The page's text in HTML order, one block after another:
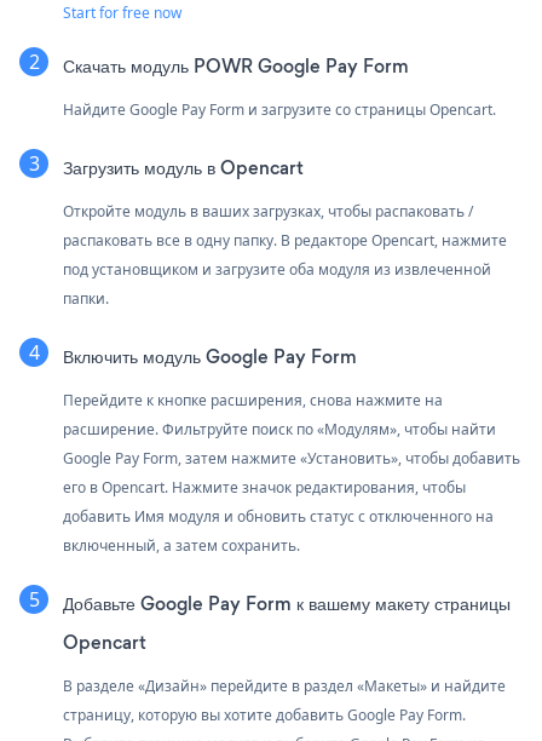
Start for free now
Скачать модуль POWR Google Pay Form
Найдите Google Pay Form и загрузите со страницы Opencart.
Загрузить модуль в Opencart
Откройте модуль в ваших загрузках, чтобы распаковать /
распаковать все в одну папку. В редакторе Opencart, нажмите
под установщиком и загрузите оба модуля из извлеченной
папки.
Включить модуль Google Pay Form
Перейдите к кнопке расширения, снова нажмите на
расширение. Фильтруйте поиск по «Модулям», чтобы найти
Google Pay Form, затем нажмите «Установить», чтобы добавить
его в Opencart. Нажмите значок редактирования, чтобы
добавить Имя модуля и обновить статус с отключенного на
включенный, а затем сохранить.
Добавьте Google Pay Form к вашему макету страницы
Opencart
В разделе «Дизайн» перейдите в раздел «Макеты» и найдите
страницу, которую вы хотите добавить Google Pay Form.